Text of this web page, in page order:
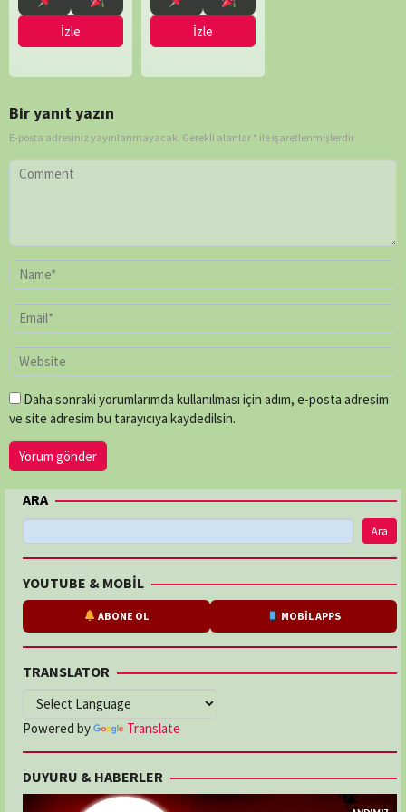
İzle İzle
Bir yanıt yazın
E-posta adresiniz yayınlanmayacak. Gerekli alanlar * ile işaretlenmişlerdir
Daha sonraki yorumlarımda kullanılması için adım, e-posta adresim
ve site adresim bu tarayıcıya kaydedilsin.
ARA
Ara
YOUTUBE & MOBİL
ABONE OL MOBİL APPS
TRANSLATOR
Powered by Translate
DUYURU & HABERLER